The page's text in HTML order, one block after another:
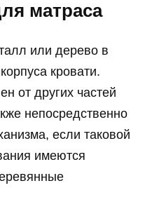
матраса
или дерево в
кровати.
от других частей
непосредственно
если таковой
имеются